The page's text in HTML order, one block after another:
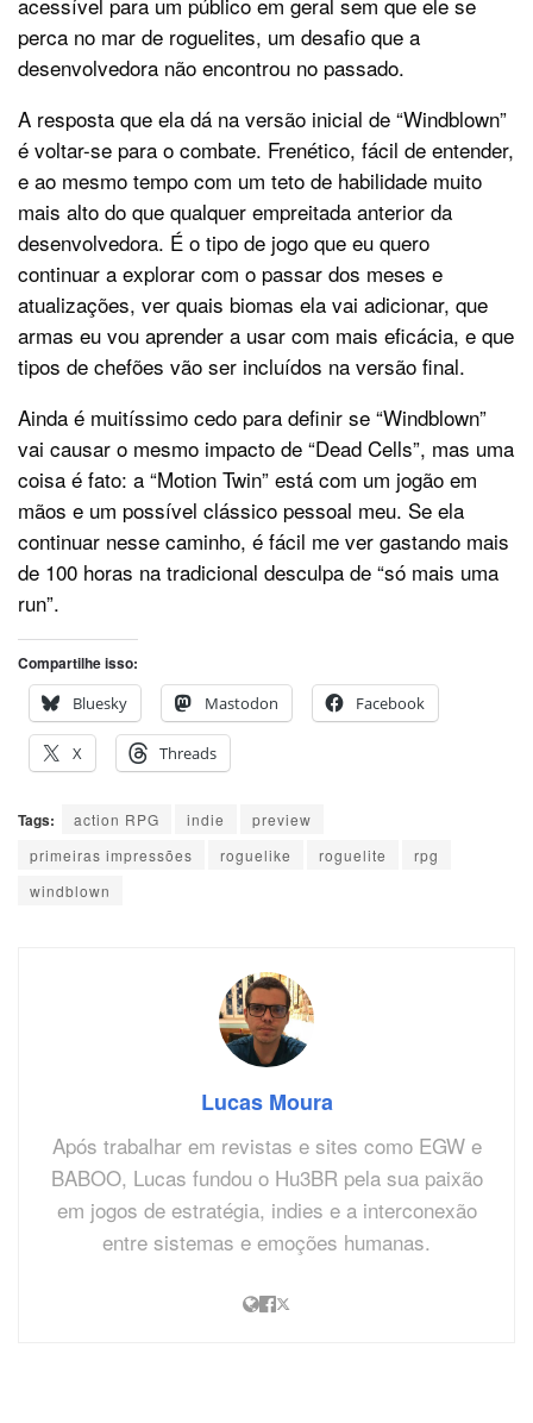
perca no mar de roguelites, um desafio que a
desenvolvedora não encontrou no passado.
A resposta que ela dá na versão inicial de “Windblown”
é voltar-se para o combate. Frenético, fácil de entender,
e ao mesmo tempo com um teto de habilidade muito
mais alto do que qualquer empreitada anterior da
desenvolvedora. É o tipo de jogo que eu quero
continuar a explorar com o passar dos meses e
atualizações, ver quais biomas ela vai adicionar, que
armas eu vou aprender a usar com mais eficácia, e que
tipos de chefões vão ser incluídos na versão final.
Ainda é muitíssimo cedo para definir se “Windblown”
vai causar o mesmo impacto de “Dead Cells”, mas uma
coisa é fato: a “Motion Twin” está com um jogão em
mãos e um possível clássico pessoal meu. Se ela
continuar nesse caminho, é fácil me ver gastando mais
de 100 horas na tradicional desculpa de “só mais uma
run”.
Compartilhe isso:
Bluesky
Mastodon Facebook
X Threads
Tags: action RPG indie
preview
primeiras impressões
roguelike roguelite
rpg
windblown
Lucas Moura
Após trabalhar em revistas e sites como EGW e
BABOO, Lucas fundou o Hu3BR pela sua paixão
em jogos de estratégia, indies e a interconexão
entre sistemas e emoções humanas.